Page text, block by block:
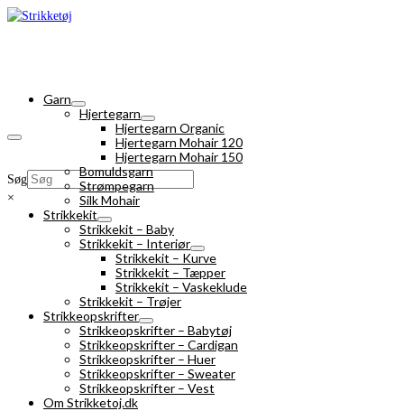
Søg
×
Garn
Hjertegarn
Hjertegarn Organic
Hjertegarn Mohair 120
Hjertegarn Mohair 150
Bomuldsgarn
Strømpegarn
Silk Mohair
Strikkekit
Strikkekit – Baby
Strikkekit – Interiør
Strikkekit – Kurve
Strikkekit – Tæpper
Strikkekit – Vaskeklude
Strikkekit – Trøjer
Strikkeopskrifter
Strikkeopskrifter – Babytøj
Strikkeopskrifter – Cardigan
Strikkeopskrifter – Huer
Strikkeopskrifter – Sweater
Strikkeopskrifter – Vest
Om Strikketoj.dk